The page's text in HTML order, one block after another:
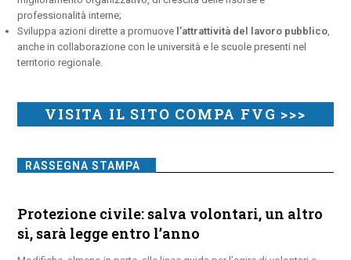
professionalità interne;
Sviluppa azioni dirette a promuove l’attrattività del lavoro pubblico
anche in collaborazione con le università e le scuole presenti nel
territorio regionale.
VISITA IL SITO COMPA FVG >>>
RASSEGNA STAMPA
Protezione civile: salva volontari, un altro
sì, sarà legge entro l’anno